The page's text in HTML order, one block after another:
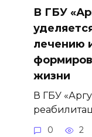
В ГБУ
лечению
жизни
В ГБУ
0 2